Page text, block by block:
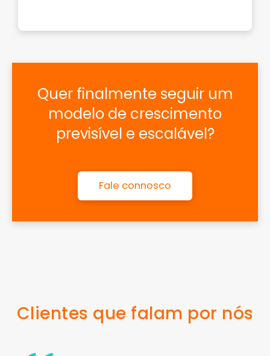
Quer finalmente seguir um
modelo de crescimento
previsível e escalável?
Fale connosco
Clientes que falam por nós